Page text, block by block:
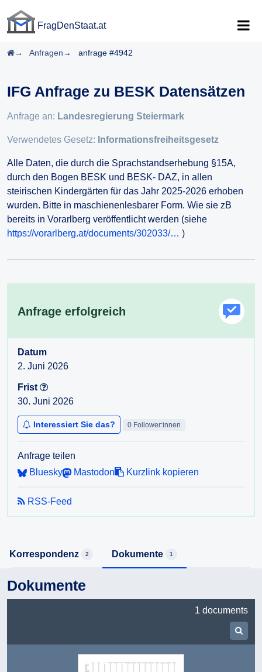
FragDenStaat.at
Startseite
Anfragen anfrage #4942
IFG Anfrage zu BESK Datensätzen
Anfrage an: Landesregierung Steiermark
Verwendetes Gesetz: Informationsfreiheitsgesetz
Alle Daten, die durch die Sprachstandserhebung §15A,
durch den Bogen BESK und BESK- DAZ, in allen
steirischen Kindergärten für das Jahr 2025-2026 erhoben
wurden. Bitte in maschienenlesbarer Form. Wie sie zB
bereits in Vorarlberg veröffentlicht werden (siehe
https://vorarlberg.at/documents/302033/… )
Anfrage erfolgreich
Datum
2. Juni 2026
Frist
30. Juni 2026
Interessiert Sie das? 0 Follower:innen
Anfrage teilen
Bluesky
Mastodon Kurzlink kopieren
RSS-Feed
Korrespondenz 2 Dokumente 1
Dokumente
1 documents